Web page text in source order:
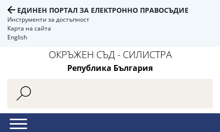
ЕДИНЕН ПОРТАЛ ЗА ЕЛЕКТРОННО ПРАВОСЪДИЕ
Инструменти за достъпност
Карта на сайта
English
ОКРЪЖЕН СЪД - СИЛИСТРА
Република България